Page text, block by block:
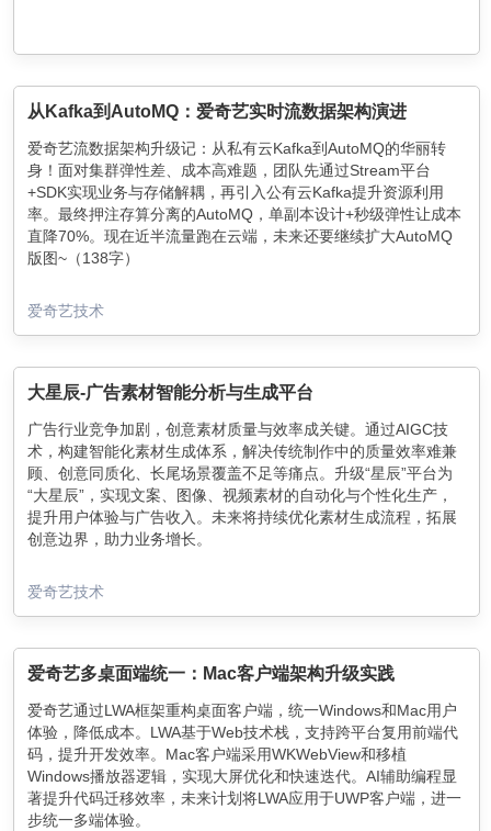
从Kafka到AutoMQ：爱奇艺实时流数据架构演进
爱奇艺流数据架构升级记：从私有云Kafka到AutoMQ的华丽转
身！面对集群弹性差、成本高难题，团队先通过Stream平台
+SDK实现业务与存储解耦，再引入公有云Kafka提升资源利用
率。最终押注存算分离的AutoMQ，单副本设计+秒级弹性让成本
直降70%。现在近半流量跑在云端，未来还要继续扩大AutoMQ
版图~（138字）
爱奇艺技术
大星辰-广告素材智能分析与生成平台
广告行业竞争加剧，创意素材质量与效率成关键。通过AIGC技
术，构建智能化素材生成体系，解决传统制作中的质量效率难兼
顾、创意同质化、长尾场景覆盖不足等痛点。升级“星辰”平台为
“大星辰”，实现文案、图像、视频素材的自动化与个性化生产，
提升用户体验与广告收入。未来将持续优化素材生成流程，拓展
创意边界，助力业务增长。
爱奇艺技术
爱奇艺多桌面端统一：Mac客户端架构升级实践
爱奇艺通过LWA框架重构桌面客户端，统一Windows和Mac用户
体验，降低成本。LWA基于Web技术栈，支持跨平台复用前端代
码，提升开发效率。Mac客户端采用WKWebView和移植
Windows播放器逻辑，实现大屏优化和快速迭代。AI辅助编程显
著提升代码迁移效率，未来计划将LWA应用于UWP客户端，进一
步统一多端体验。